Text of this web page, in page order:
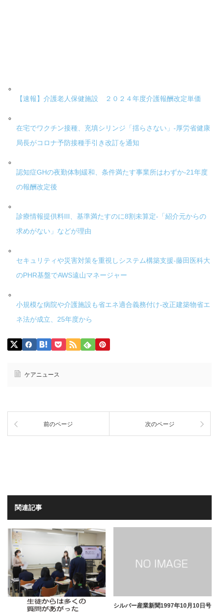
【速報】介護老人保健施設 ２０２４年度介護報酬改定単価
在宅でワクチン接種、充填シリンジ「揺らさない」-厚労省健康
局長がコロナ予防接種手引き改訂を通知
認知症GHの夜勤体制緩和、条件満たす事業所はわずか-21年度
の報酬改定後
診療情報提供料III、基準満たすのに8割未算定-「紹介元からの
求めがない」などが理由
セキュリティや災害対策を重視しシステム構築支援-藤田医科大
のPHR基盤でAWS遠山マネージャー
小規模な病院や介護施設も省エネ適合義務付け-改正建築物省エ
ネ法が成立、25年度から
ケアニュース
前のページ 次のページ
関連記事
シルバー産業新聞1997年10月10日号